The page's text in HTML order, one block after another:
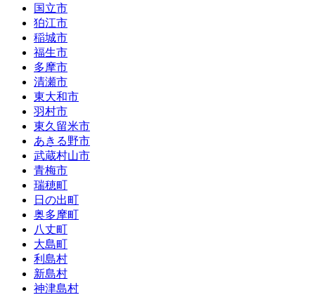
国立市
狛江市
稲城市
福生市
多摩市
清瀬市
東大和市
羽村市
東久留米市
あきる野市
武蔵村山市
青梅市
瑞穂町
日の出町
奥多摩町
八丈町
大島町
利島村
新島村
神津島村